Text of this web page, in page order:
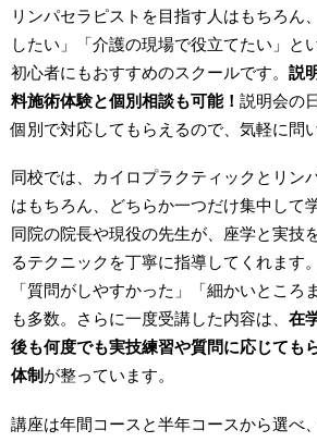
リンパセラピストを目指す人はもちろん
したい」「介護の現場で役立てたい」と
初心者にもおすすめのスクールです。説
料施術体験と個別相談も可能！説明会の
個別で対応してもらえるので、気軽に問
同校では、カイロプラクティックとリン
はもちろん、どちらか一つだけ集中して
同院の院長や現役の先生が、座学と実技
るテクニックを丁寧に指導してくれます
「質問がしやすかった」「細かいところ
も多数。さらに一度受講した内容は、在
後も何度でも実技練習や質問に応じても
体制 が整っています。
講座は年間コースと半年コースから選べ